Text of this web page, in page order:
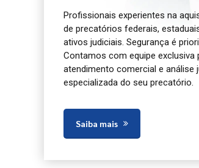
Profissionais experientes na
de precatórios federais,
ativos judiciais. Segurança é
Contamos com equipe exclusiva
atendimento comercial e análise
especializada do seu precatório.
Saiba mais